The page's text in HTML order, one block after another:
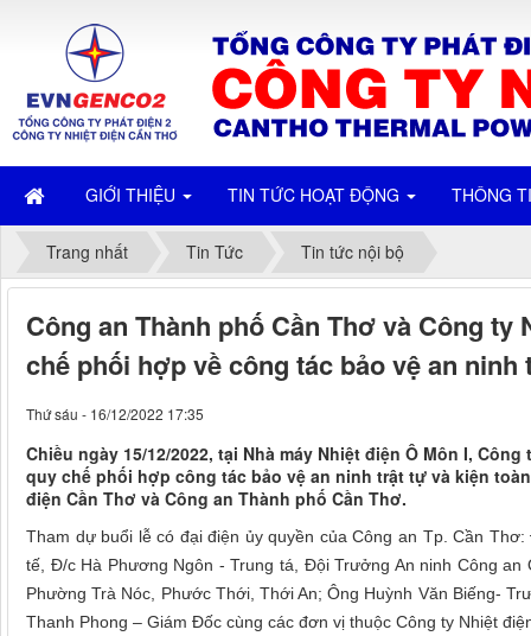
GIỚI THIỆU TIN TỨC HOẠT ĐỘNG THÔNG
Trang nhất Tin Tức Tin tức nội bộ
Công an Thành phố Cần Thơ và Công
chế phối hợp về công tác bảo vệ an ninh
Thứ sáu - 16/12/2022 17:35
Chiều ngày 15/12/2022, tại Nhà máy Nhiệt điện Ô Môn I,
quy chế phối hợp công tác bảo vệ an ninh trật tự và kiện
điện Cần Thơ và Công an Thành phố Cần Thơ.
Tham dự buổi lễ có đại điện ủy quyền của Công an Tp. Cần
tế, Đ/c Hà Phương Ngôn - Trung tá, Đội Trưởng An ninh Công
Phường Trà Nóc, Phước Thới, Thới An; Ông Huỳnh Văn Biếng-
Thanh Phong – Giám Đốc cùng các đơn vị thuộc Công ty Nhiệt